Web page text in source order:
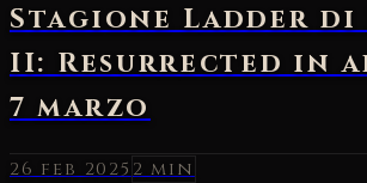
Stagione Ladder di
II: Resurrected in
7 marzo
26 feb 2025 2 min